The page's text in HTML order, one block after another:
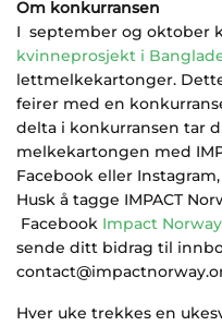
Om konkurransen
I september og oktober
kvinneprosjekt i
lettmelkekartonger.
feirer med en
delta i konkurransen tar
melkekartongen med
Facebook eller
Husk å tagge IMPACT
Facebook Impact Norway
sende ditt bidrag til
Hver uke trekkes en